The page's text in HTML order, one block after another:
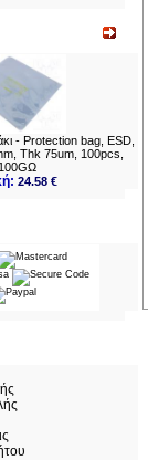
- Protection bag, ESD,
Thk 75um, 100pcs,
24.58 €